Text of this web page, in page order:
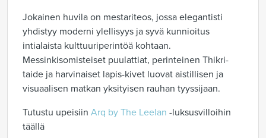
Jokainen huvila on mestariteos, jossa elegantisti
yhdistyy moderni ylellisyys ja syvä kunnioitus
intialaista kulttuuriperintöä kohtaan.
Messinkisomisteiset puulattiat, perinteinen Thikri-
taide ja harvinaiset lapis-kivet luovat aistillisen ja
visuaalisen matkan yksityisen rauhan tyyssijaan.
Tutustu upeisiin Arq by The Leelan -luksusvilloihin
täällä